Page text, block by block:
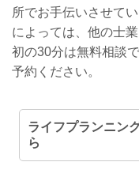
所でお手伝いさせて
によっては、他の士
初の30分は無料相談で
予約ください。
ライフプランニン
ら